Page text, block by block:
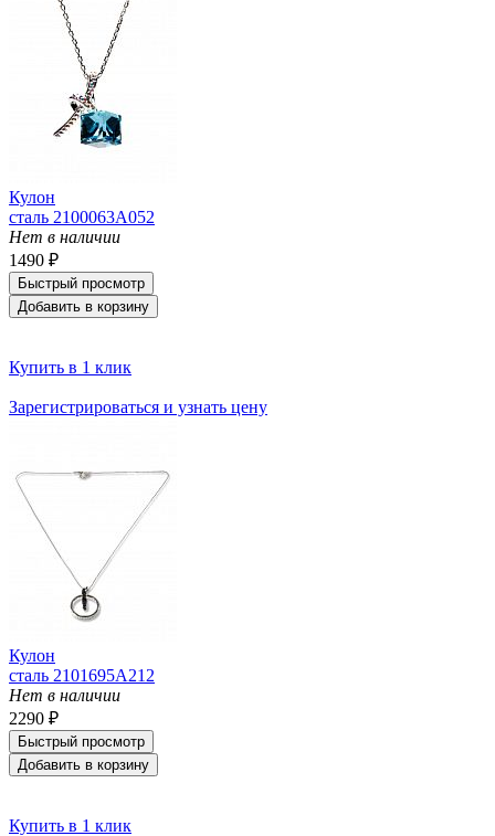
Кулон
сталь 2100063A052
Нет в наличии
1490 ₽
Быстрый просмотр
Добавить в корзину
Купить в 1 клик
Зарегистрироваться и узнать цену
Кулон
сталь 2101695A212
Нет в наличии
2290 ₽
Быстрый просмотр
Добавить в корзину
Купить в 1 клик